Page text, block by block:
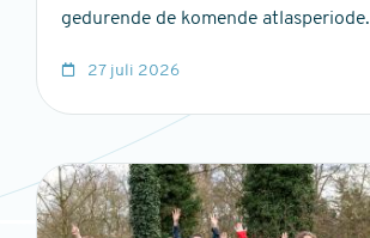
gedurende de komende atlasperiode.
27 juli 2026